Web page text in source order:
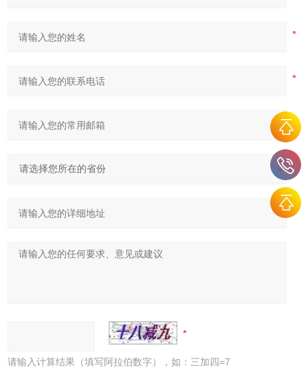
请输入计算结果（填写阿拉伯数字），如：三加四=7